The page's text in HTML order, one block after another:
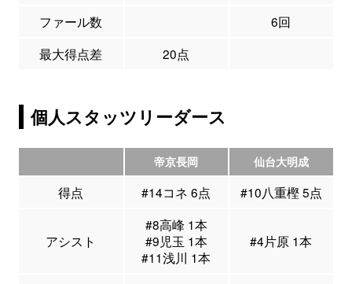
ファール数
6回
最大得点差
20点
個人スタッツリーダース
帝京長岡 仙台大明成
得点 #14コネ 6点 #10八重樫 5点
アシスト
#8高峰 1本
#9児玉 1本
#11浅川 1本
#4片原 1本